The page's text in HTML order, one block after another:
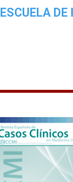
ESCUELA